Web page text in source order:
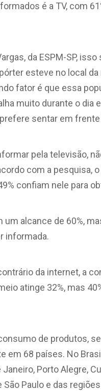
é a TV, com
da ESPM-SP,
esteve no local
fator é que essa
muito durante o dia
sentar em frente
pela televisão,
com a pesquisa,
confiam nele para
alcance de 60%,
informada.
da internet, a
atinge 32%, mas
de produtos,
68 países. No
Porto Alegre,
Paulo e das